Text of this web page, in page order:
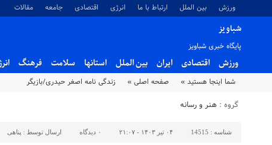
ورزش بین الملل ارتباط با ما انرژی اقتصادی جامعه مقالات
شباویز
پایگاه خبری شباویز
ورزش اقتصادی ایران بین الملل استانها سلامت فرهنگ
شما اینجا هستید » صفحه اصلی » زندگی نامه اصغر حیدری/بازیگر
گروه : هنر و رسانه
شناسه : 14515 ۰۴ تیر ۱۴۰۳ - ۲۱:۰۷ ۰ دیدگاه ارسال توسط : پناهی